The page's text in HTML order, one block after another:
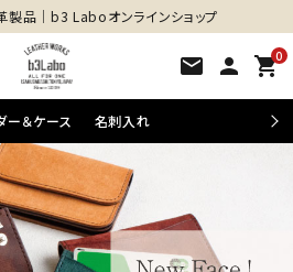
製品│b3 Laboオンラインショップ
mail person 0
shopping_cart
ー＆ケース 名刺入れ